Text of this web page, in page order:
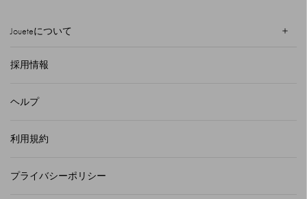
Joueteについて
採用情報
ヘルプ
利用規約
プライバシーポリシー